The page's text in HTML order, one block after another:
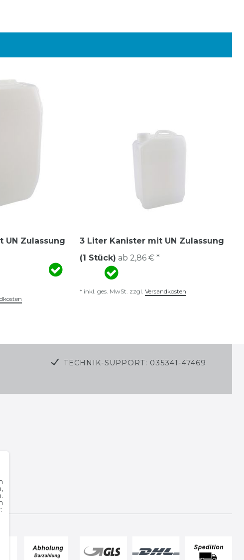
UN Zulassung
3 Liter Kanister mit UN Zulassung
(1 Stück) ab 2,86 € *
* inkl. ges. MwSt. zzgl. Versandkosten
TECHNIK-SUPPORT: 035341-47469